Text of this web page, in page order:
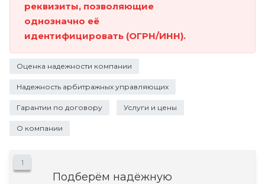
реквизиты, позволяющие
однозначно её
идентифицировать (ОГРН/ИНН).
Оценка надежности компании
Надежность арбитражных управляющих
Гарантии по договору Услуги и цены
О компании
1
Подберём надёжную